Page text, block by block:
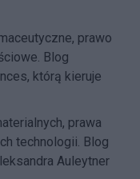
prawo
Blog
którą kieruje
prawa
technologii. Blog
Auleytner